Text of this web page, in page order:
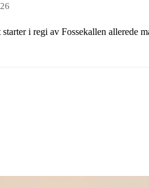
i regi av Fossekallen allerede